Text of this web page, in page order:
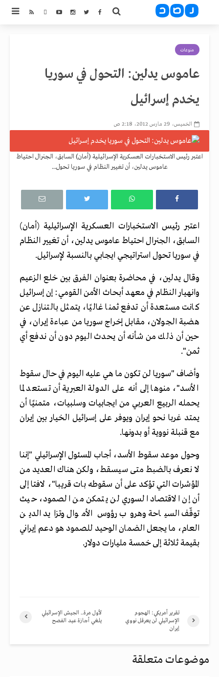
منوعات
عاموس يدلين: التحول في سوريا
يخدم إسرائيل
الخميس، 29 مارس 2012، 2:18 ص
اعتبر رئيس الاستخبارات العسكرية الإسرائيلية (أمان) السابق، الجنرال احتياط
عاموس يدلين، أن تغيير النظام في سوريا تحول...
اعتبر رئيس الاستخبارات العسكرية الإسرائيلية (أمان)
السابق، الجنرال احتياط عاموس يدلين، أن تغيير النظام
في سوريا تحول استراتيجي ايجابي بالنسبة لإسرائيل.
وقال يدلين، في محاضرة بعنوان الفرق بين خلع الزعيم
وانهيار النظام في معهد أبحاث الأمن القومي: إن إسرائيل
كانت مستعدة أن تدفع ثمنا غاليًا، يتمثل بالتنازل عن
هضبة الجولان، مقابل إخراج سوريا من عباءة إيران، في
حين أن ذلك من شأنه أن يحدث اليوم دون أن ندفع أي
ثمن".
وأضاف "سوريا لن تكون ما هي عليه اليوم في حال سقوط
الأسد"، منوها إلى أنه على الدولة العبرية أن تستعد لما
يحمله الربيع العربي من ايجابيات وسلبيات، متمنيًا أن
يمتد غربا نحو إيران ويوفر على إسرائيل الخيار بين إيران
مع قنبلة نووية أو بدونها.
وحول موعد سقوط الأسد، أجاب المسئول الإسرائيلي "إننا
لا نعرف بالضبط متى سيسقط، ولكن هناك العديد من
المؤشرات التي تؤكد على أن سقوطه بات قريبا"، لافتا إلى
أن إن الاقتصاد السوري لن يتمكن من الصمود، حيث
توقّف السياحة وهروب رؤوس الأموال وتزايد الدين
العام، ما يجعل الضمان الوحيد للصمود هو دعم إيراني
بقيمة ثلاثة إلى خمسة مليارات دولار.
لأول مرة.. الجيش الإسرائيلي
يلغي أجازة عيد الفصح
تقرير أمريكي: الهجوم
الإسرائيلي لن يعرقل نووي
إيران
موضوعات متعلقة